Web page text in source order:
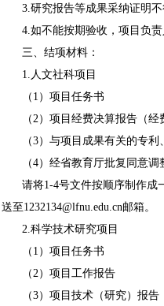
3.研究报告等成果采纳证明
4.如不能按期验收，项目负
三、结项材料：
1.人文社科项目
（ 1 ）项目任务书
（2）项目经费决算报告（经
（3）与项目成果有关的专
（4）经省教育厅批复同意调
请将1-4号文件按顺序制作成
送至 1232134@lfnu.edu.cn邮箱。
2.科学技术研究项目
（ 1 ）项目任务书
（2）项目工作报告
（3）项目技术（研究）报告